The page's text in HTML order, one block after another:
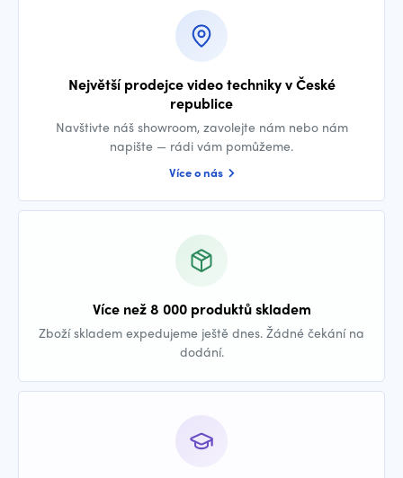
Největší prodejce video techniky v České
republice
Navštivte náš showroom, zavolejte nám nebo nám
napište — rádi vám pomůžeme.
Více o nás
Více než 8 000 produktů skladem
Zboží skladem expedujeme ještě dnes. Žádné čekání na
dodání.